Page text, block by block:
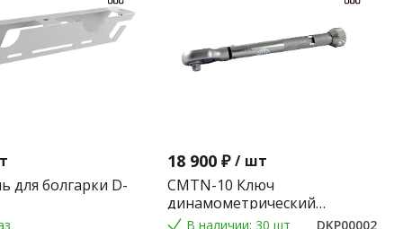
для болгарки D-
18 900 ₽ / шт
CMTN-10 Ключ
динамометрический
предельного типа 2-10 Nm.
В наличии: 30 шт
DKP00002